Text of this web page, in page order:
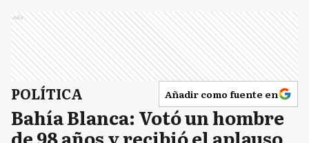
T Tandil
T Tordillo
VG Villa Gesell
Ads
POLÍTICA Añadir como fuente en
Bahía Blanca: Votó un hombre